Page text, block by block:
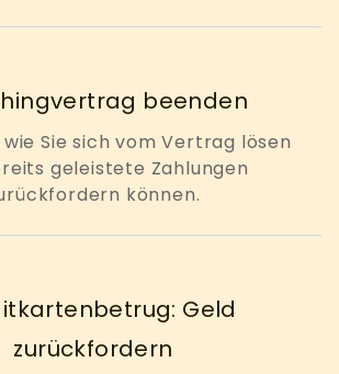
beenden
Sie sich vom Vertrag lösen
geleistete Zahlungen
können.
Geld
zurückfordern